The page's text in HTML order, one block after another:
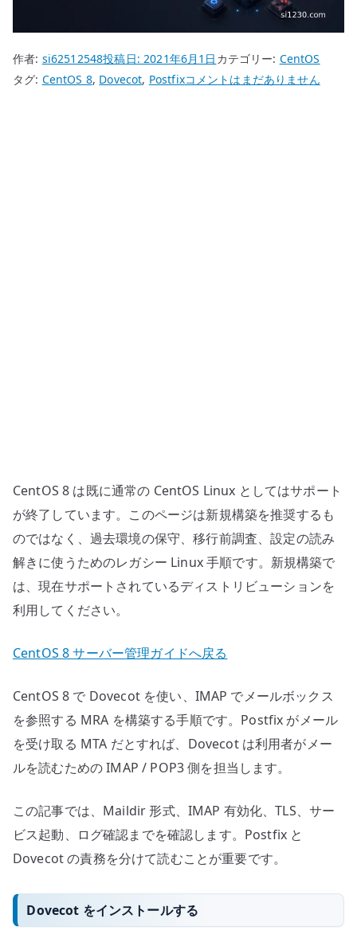
作者: si62512548投稿日:2021年6月1日 カテゴリー: CentOS
タグ: CentOS 8, Dovecot, PostfixCentOS
へ
の
コメントはまだありません
CentOS 8 は既に通常の CentOS Linux としてはサポート
が終了しています。このページは新規構築を推奨するも
のではなく、過去環境の保守、移行前調査、設定の読み
解きに使うためのレガシー Linux 手順です。新規構築で
は、現在サポートされているディストリビューションを
利用してください。
CentOS 8 サーバー管理ガイドへ戻る
CentOS 8 で Dovecot を使い、IMAP でメールボックス
を参照する MRA を構築する手順です。Postfix がメール
を受け取る MTA だとすれば、Dovecot は利用者がメー
ルを読むための IMAP / POP3 側を担当します。
この記事では、Maildir 形式、IMAP 有効化、TLS、サー
ビス起動、ログ確認までを確認します。Postfix と
Dovecot の責務を分けて読むことが重要です。
Dovecot をインストールする